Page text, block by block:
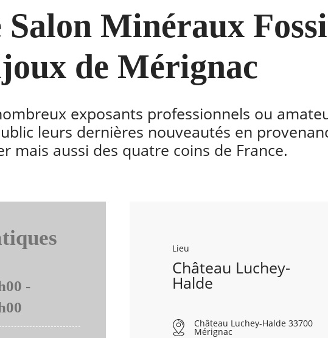
Salon Minéraux
de Mérignac
exposants professionnels ou
leurs dernières nouveautés en
mais aussi des quatre coins de France.
-
Lieu
Château Luchey-
Halde
Château Luchey-Halde 33700
Mérignac